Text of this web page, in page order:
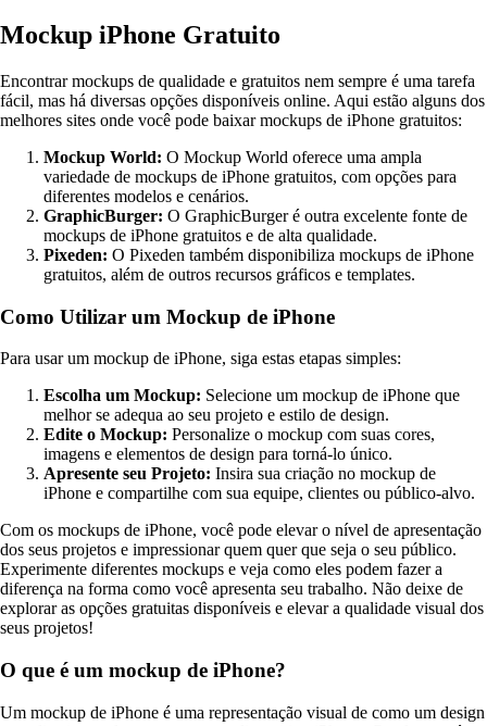
Mockup iPhone Gratuito
Encontrar mockups de qualidade e gratuitos nem sempre é uma tarefa
fácil, mas há diversas opções disponíveis online. Aqui estão alguns dos
melhores sites onde você pode baixar mockups de iPhone gratuitos:
Mockup World: O Mockup World oferece uma ampla
variedade de mockups de iPhone gratuitos, com opções para
diferentes modelos e cenários.
GraphicBurger: O GraphicBurger é outra excelente fonte de
mockups de iPhone gratuitos e de alta qualidade.
Pixeden: O Pixeden também disponibiliza mockups de iPhone
gratuitos, além de outros recursos gráficos e templates.
Como Utilizar um Mockup de iPhone
Para usar um mockup de iPhone, siga estas etapas simples:
Escolha um Mockup: Selecione um mockup de iPhone que
melhor se adequa ao seu projeto e estilo de design.
Edite o Mockup: Personalize o mockup com suas cores,
imagens e elementos de design para torná-lo único.
Apresente seu Projeto: Insira sua criação no mockup de
iPhone e compartilhe com sua equipe, clientes ou público-alvo.
Com os mockups de iPhone, você pode elevar o nível de apresentação
dos seus projetos e impressionar quem quer que seja o seu público.
Experimente diferentes mockups e veja como eles podem fazer a
diferença na forma como você apresenta seu trabalho. Não deixe de
explorar as opções gratuitas disponíveis e elevar a qualidade visual dos
seus projetos!
O que é um mockup de iPhone?
Um mockup de iPhone é uma representação visual de como um design